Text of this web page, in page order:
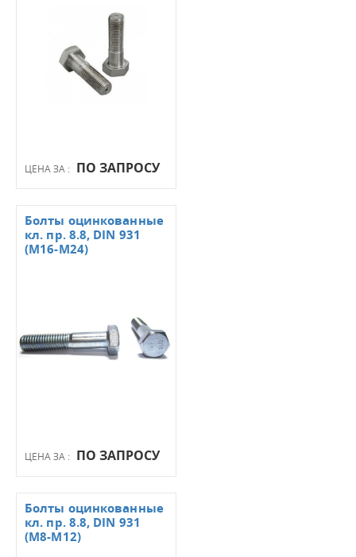
ЦЕНА ЗА : ПО ЗАПРОСУ
ЦЕНА ЗА : ПО ЗАПРОСУ
Болты оцинкованные
кл. пр. 8.8, DIN 931
(М16-М24)
Болты оцинкованные
кл. пр. 8.8, DIN 931
(М8-М12)